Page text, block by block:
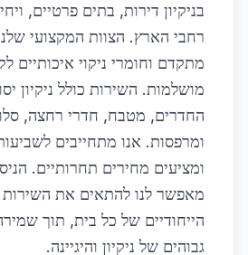
בניקיון דירות, בתים פרטיים,
רחבי הארץ. הצוות המקצועי
מתקדם וחומרי ניקוי איכותיים
מושלמות. השירות כולל ניקיון
החדרים, מטבח, חדרי רחצה,
ומרפסות. אנו מתחייבים
ומציעים מחירים תחרותיים.
מאפשר לנו להתאים את השירות
הייחודיים של כל בית, תוך
גבוהים של ניקיון והיגיינה.